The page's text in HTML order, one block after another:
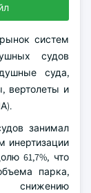
систем
судов
суда,
вертолеты и
занимал
инертизации
61,7%, что
парка,
снижению